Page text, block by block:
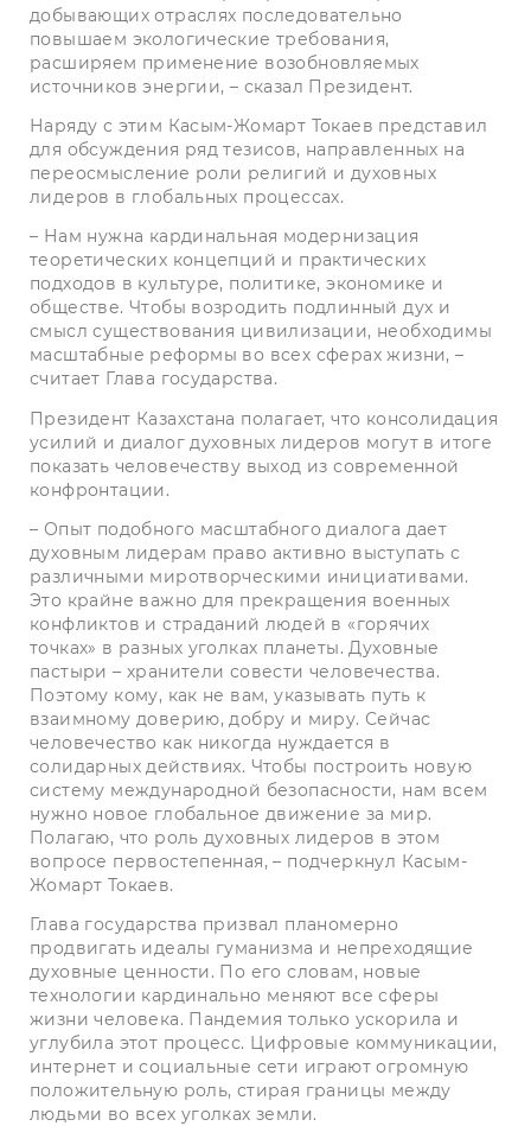
добывающих отраслях последовательно
повышаем экологические требования,
расширяем применение возобновляемых
источников энергии, – сказал Президент.
Наряду с этим Касым-Жомарт Токаев представил
для обсуждения ряд тезисов, направленных на
переосмысление роли религий и духовных
лидеров в глобальных процессах.
– Нам нужна кардинальная модернизация
теоретических концепций и практических
подходов в культуре, политике, экономике и
обществе. Чтобы возродить подлинный дух и
смысл существования цивилизации, необходимы
масштабные реформы во всех сферах жизни, –
считает Глава государства.
Президент Казахстана полагает, что консолидация
усилий и диалог духовных лидеров могут в итоге
показать человечеству выход из современной
конфронтации.
– Опыт подобного масштабного диалога дает
духовным лидерам право активно выступать с
различными миротворческими инициативами.
Это крайне важно для прекращения военных
конфликтов и страданий людей в «горячих
точках» в разных уголках планеты. Духовные
пастыри – хранители совести человечества.
Поэтому кому, как не вам, указывать путь к
взаимному доверию, добру и миру. Сейчас
человечество как никогда нуждается в
солидарных действиях. Чтобы построить новую
систему международной безопасности, нам всем
нужно новое глобальное движение за мир.
Полагаю, что роль духовных лидеров в этом
вопросе первостепенная, – подчеркнул Касым-
Жомарт Токаев.
Глава государства призвал планомерно
продвигать идеалы гуманизма и непреходящие
духовные ценности. По его словам, новые
технологии кардинально меняют все сферы
жизни человека. Пандемия только ускорила и
углубила этот процесс. Цифровые коммуникации,
интернет и социальные сети играют огромную
положительную роль, стирая границы между
людьми во всех уголках земли.